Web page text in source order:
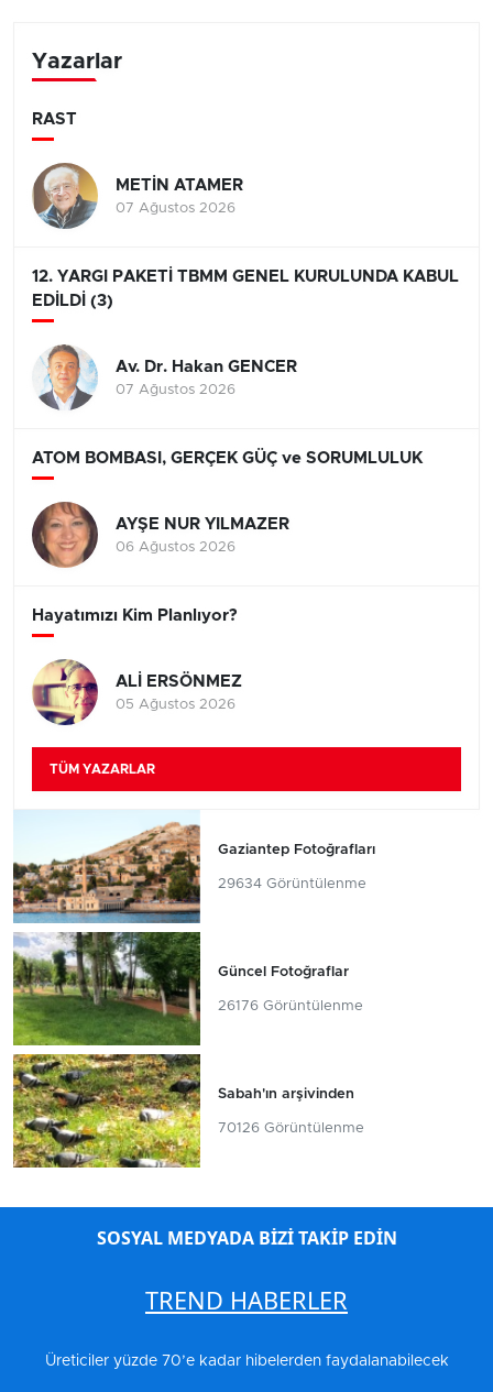
Yazarlar
RAST
METİN ATAMER
07 Ağustos 2026
12. YARGI PAKETİ TBMM GENEL KURULUNDA KABUL
EDİLDİ (3)
Av. Dr. Hakan GENCER
07 Ağustos 2026
ATOM BOMBASI, GERÇEK GÜÇ ve SORUMLULUK
AYŞE NUR YILMAZER
06 Ağustos 2026
Hayatımızı Kim Planlıyor?
ALİ ERSÖNMEZ
05 Ağustos 2026
TÜM YAZARLAR
Gaziantep Fotoğrafları
29634 Görüntülenme
Güncel Fotoğraflar
26176 Görüntülenme
Sabah'ın arşivinden
70126 Görüntülenme
SOSYAL MEDYADA BİZİ TAKİP EDİN
TREND HABERLER
Üreticiler yüzde 70’e kadar hibelerden faydalanabilecek